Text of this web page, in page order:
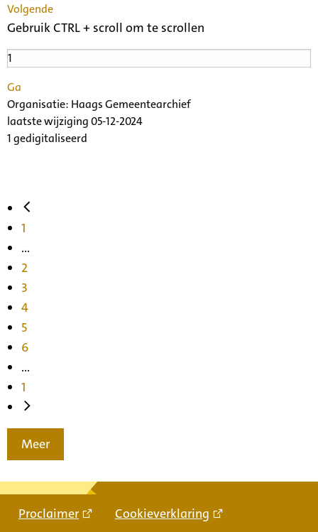
Volgende
Gebruik CTRL + scroll om te scrollen
Ga
Organisatie: Haags Gemeentearchief
laatste wijziging 05-12-2024
1 gedigitaliseerd
1
...
2
3
4
5
6
...
1
Meer
Proclaimer Cookieverklaring